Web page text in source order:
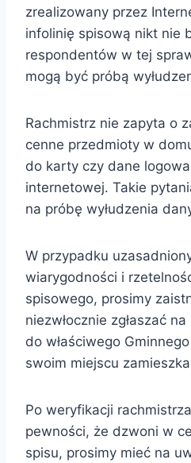
zrealizowany przez
infolinię spisową nikt nie
respondentów w tej
mogą być próbą
Rachmistrz nie zapyta o
cenne przedmioty w
do karty czy dane
internetowej. Takie
na próbę wyłudzenia
W przypadku
wiarygodności i
spisowego, prosimy
niezwłocznie zgłaszać
do właściwego
swoim miejscu
Po weryfikacji
pewności, że dzwoni w
spisu, prosimy mieć na